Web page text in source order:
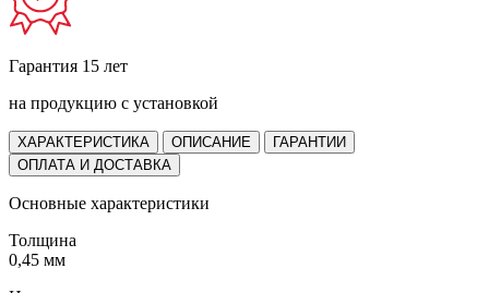
Гарантия 15 лет
на продукцию с установкой
ХАРАКТЕРИСТИКА ОПИСАНИЕ
ГАРАНТИИ
ОПЛАТА И ДОСТАВКА
Основные характеристики
Толщина
0,45 мм